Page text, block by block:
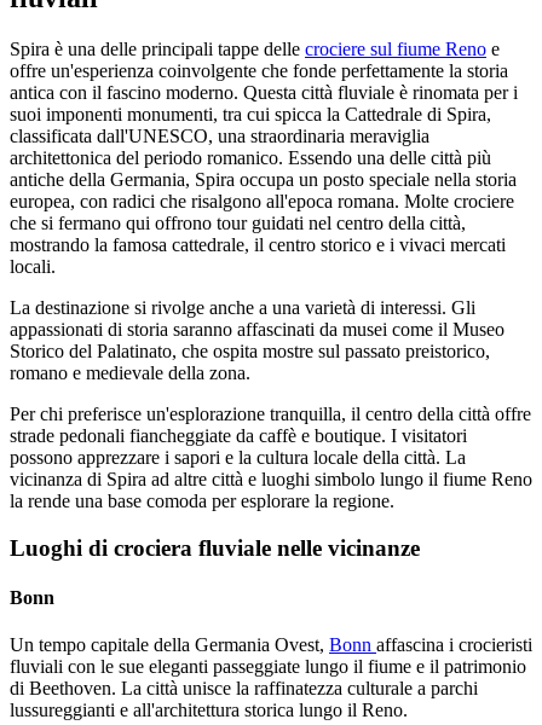
Spira è una delle principali tappe delle crociere sul fiume Reno e
offre un'esperienza coinvolgente che fonde perfettamente la storia
antica con il fascino moderno. Questa città fluviale è rinomata per i
suoi imponenti monumenti, tra cui spicca la Cattedrale di Spira,
classificata dall'UNESCO, una straordinaria meraviglia
architettonica del periodo romanico. Essendo una delle città più
antiche della Germania, Spira occupa un posto speciale nella storia
europea, con radici che risalgono all'epoca romana. Molte crociere
che si fermano qui offrono tour guidati nel centro della città,
mostrando la famosa cattedrale, il centro storico e i vivaci mercati
locali.
La destinazione si rivolge anche a una varietà di interessi. Gli
appassionati di storia saranno affascinati da musei come il Museo
Storico del Palatinato, che ospita mostre sul passato preistorico,
romano e medievale della zona.
Per chi preferisce un'esplorazione tranquilla, il centro della città offre
strade pedonali fiancheggiate da caffè e boutique. I visitatori
possono apprezzare i sapori e la cultura locale della città. La
vicinanza di Spira ad altre città e luoghi simbolo lungo il fiume Reno
la rende una base comoda per esplorare la regione.
Luoghi di crociera fluviale nelle vicinanze
Bonn
Un tempo capitale della Germania Ovest, Bonn affascina i crocieristi
fluviali con le sue eleganti passeggiate lungo il fiume e il patrimonio
di Beethoven. La città unisce la raffinatezza culturale a parchi
lussureggianti e all'architettura storica lungo il Reno.